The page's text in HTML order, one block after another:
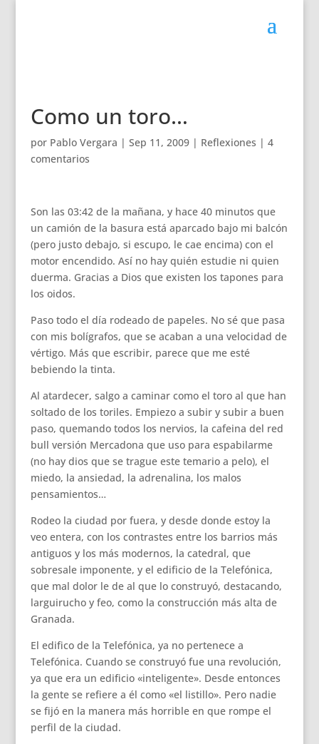
Como un toro…
por Pablo Vergara | Sep 11, 2009| Reflexiones | 4
comentarios
Son las 03:42 de la mañana, y hace 40 minutos que
un camión de la basura está aparcado bajo mi balcón
(pero justo debajo, si escupo, le cae encima) con el
motor encendido. Así no hay quién estudie ni quien
duerma. Gracias a Dios que existen los tapones para
los oidos.
Paso todo el día rodeado de papeles. No sé que pasa
con mis bolígrafos, que se acaban a una velocidad de
vértigo. Más que escribir, parece que me esté
bebiendo la tinta.
Al atardecer, salgo a caminar como el toro al que han
soltado de los toriles. Empiezo a subir y subir a buen
paso, quemando todos los nervios, la cafeina del red
bull versión Mercadona que uso para espabilarme
(no hay dios que se trague este temario a pelo), el
miedo, la ansiedad, la adrenalina, los malos
pensamientos…
Rodeo la ciudad por fuera, y desde donde estoy la
veo entera, con los contrastes entre los barrios más
antiguos y los más modernos, la catedral, que
sobresale imponente, y el edificio de la Telefónica,
que mal dolor le de al que lo construyó, destacando,
larguirucho y feo, como la construcción más alta de
Granada.
El edifico de la Telefónica, ya no pertenece a
Telefónica. Cuando se construyó fue una revolución,
ya que era un edificio «inteligente». Desde entonces
la gente se refiere a él como «el listillo». Pero nadie
se fijó en la manera más horrible en que rompe el
perfil de la ciudad.